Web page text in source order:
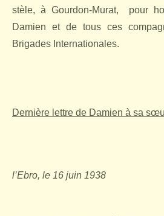
stèle, à Gourdon-Murat,
pour
Damien et de tous ces
Brigades Internationales.
Dernière lettre de Damien à sa
l’Ebro, le 16 juin 1938